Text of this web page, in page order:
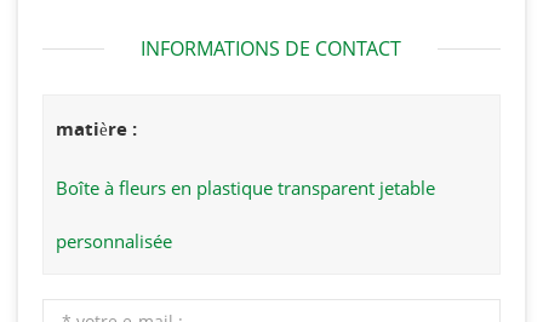
INFORMATIONS DE CONTACT
matière :
Boîte à fleurs en plastique transparent jetable
personnalisée